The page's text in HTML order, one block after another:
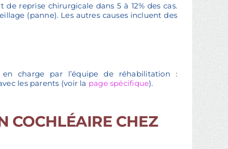
reprise chirurgicale dans 5 à 12% des cas.
(panne). Les autres causes incluent des
charge par l’équipe de réhabilitation :
les parents (voir la page spécifique).
COCHLÉAIRE CHEZ